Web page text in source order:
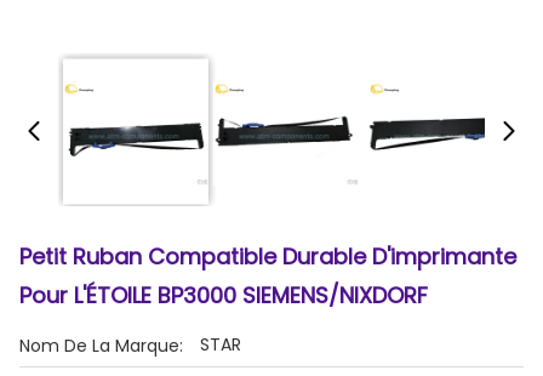
Petit Ruban Compatible Durable D'imprimante
Pour L'ÉTOILE BP3000 SIEMENS/NIXDORF
Nom De La Marque:
STAR